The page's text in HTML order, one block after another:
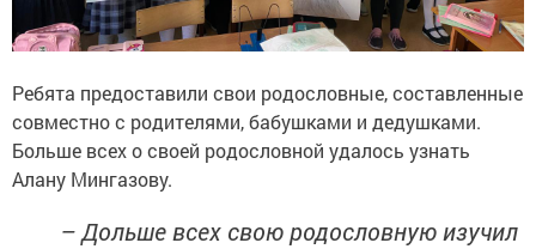
Ребята предоставили свои родословные, составленные
совместно с родителями, бабушками и дедушками.
Больше всех о своей родословной удалось узнать
Алану Мингазову.
– Дольше всех свою родословную изучил